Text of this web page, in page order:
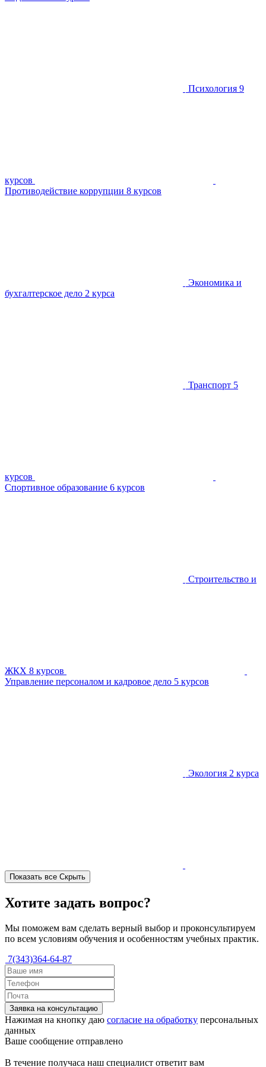
Психология 9
курсов
Противодействие коррупции 8 курсов
Экономика и
бухгалтерское дело 2 курса
Транспорт 5
курсов
Спортивное образование 6 курсов
Строительство и
ЖКХ 8 курсов
Управление персоналом и кадровое дело 5 курсов
Экология 2 курса
Показать все Скрыть
Хотите задать вопрос?
Мы поможем вам сделать верный выбор и проконсультируем
по всем условиям обучения и особенностям учебных практик.
7(343)364-64-87
Заявка на консультацию
Нажимая на кнопку даю согласие на обработку персональных
данных
Ваше сообщение отправлено
В течение получаса наш специалист ответит вам